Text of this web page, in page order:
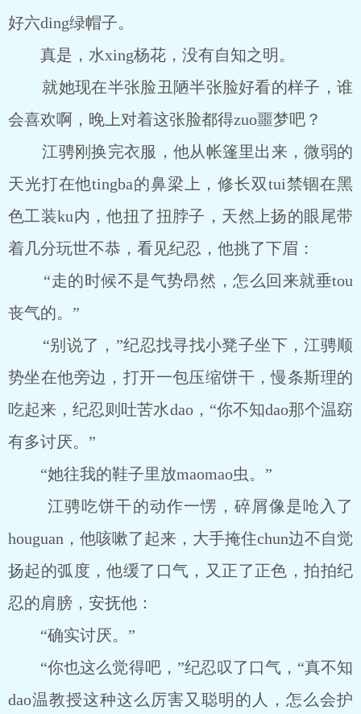
好六ding绿帽子。
真是，水xing杨花，没有自知之明。
就她现在半张脸丑陋半张脸好看的样子，谁
会喜欢啊，晚上对着这张脸都得zuo噩梦吧？
江骋刚换完衣服，他从帐篷里出来，微弱的
天光打在他tingba的鼻梁上，修长双tui禁锢在黑
色工装ku内，他扭了扭脖子，天然上扬的眼尾带
着几分玩世不恭，看见纪忍，他挑了下眉：
“走的时候不是气势昂然，怎么回来就垂tou
丧气的。”
“别说了，”纪忍找寻找小凳子坐下，江骋顺
势坐在他旁边，打开一包压缩饼干，慢条斯理的
吃起来，纪忍则吐苦水dao，“你不知dao那个温窈
有多讨厌。”
“她往我的鞋子里放maomao虫。”
江骋吃饼干的动作一愣，碎屑像是呛入了
houguan，他咳嗽了起来，大手掩住chun边不自觉
扬起的弧度，他缓了口气，又正了正色，拍拍纪
忍的肩膀，安抚他：
“确实讨厌。”
“你也这么觉得吧，”纪忍叹了口气，“真不知
dao温教授这种这么厉害又聪明的人，怎么会护